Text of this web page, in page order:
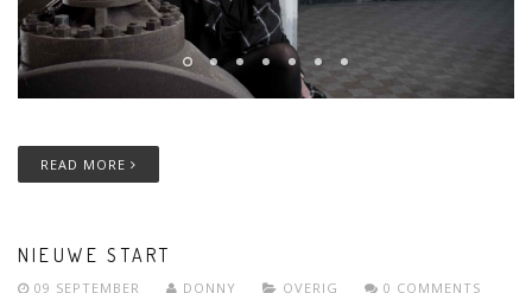
READ MORE
NIEUWE START
09 SEPTEMBER DONNY OVERIG 0 COMMENTS